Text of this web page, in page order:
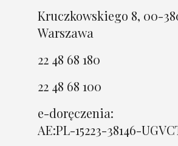
Kruczkowskiego 8, 00-
Warszawa
22 48 68 180
22 48 68 100
e-doręczenia:
AE:PL-15223-38146-